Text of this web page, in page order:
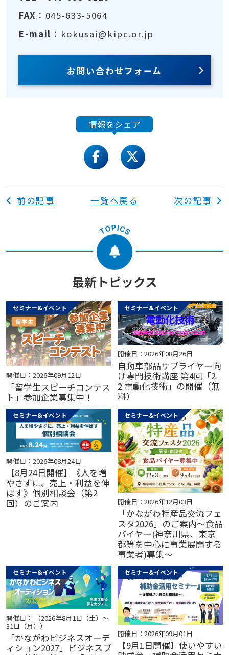
FAX ：045-633-5064
E-mail ：kokusai@kipc.or.jp
お問い合わせフォーム
情報をシェア
facebooktwitter
前の記事 一覧へ戻る 次の記事
最新トピックス
セミナー&イベント
開催日：2026年09月12日
「留学生スピーチコンテス
ト」参加企業募集中！
セミナー&イベント
開催日：2026年08月26日
自動車部品サプライヤー向
け専門技術講座 第4回「2-
2 電動化技術」の開催（無
料）
セミナー&イベント
開催日：2026年08月24日
【8月24日開催】《人を増
やさずに、売上・利益を伸
ばす》個別相談会（第2
回）のご案内
セミナー&イベント
開催日：2026年12月03日
「かながわ特産品交流フェ
スタ2026」のご案内～食品
バイヤー(神奈川県、東京
都等を中心に事業展開する
事業者)募集～
セミナー&イベント
開催日： （2026年8月1日（土）～
31日（月））
「かながわビジネスオーデ
ィション2027」ビジネスプ
セミナー&イベント
開催日：2026年09月01日
【9月1日開催】使いやすい